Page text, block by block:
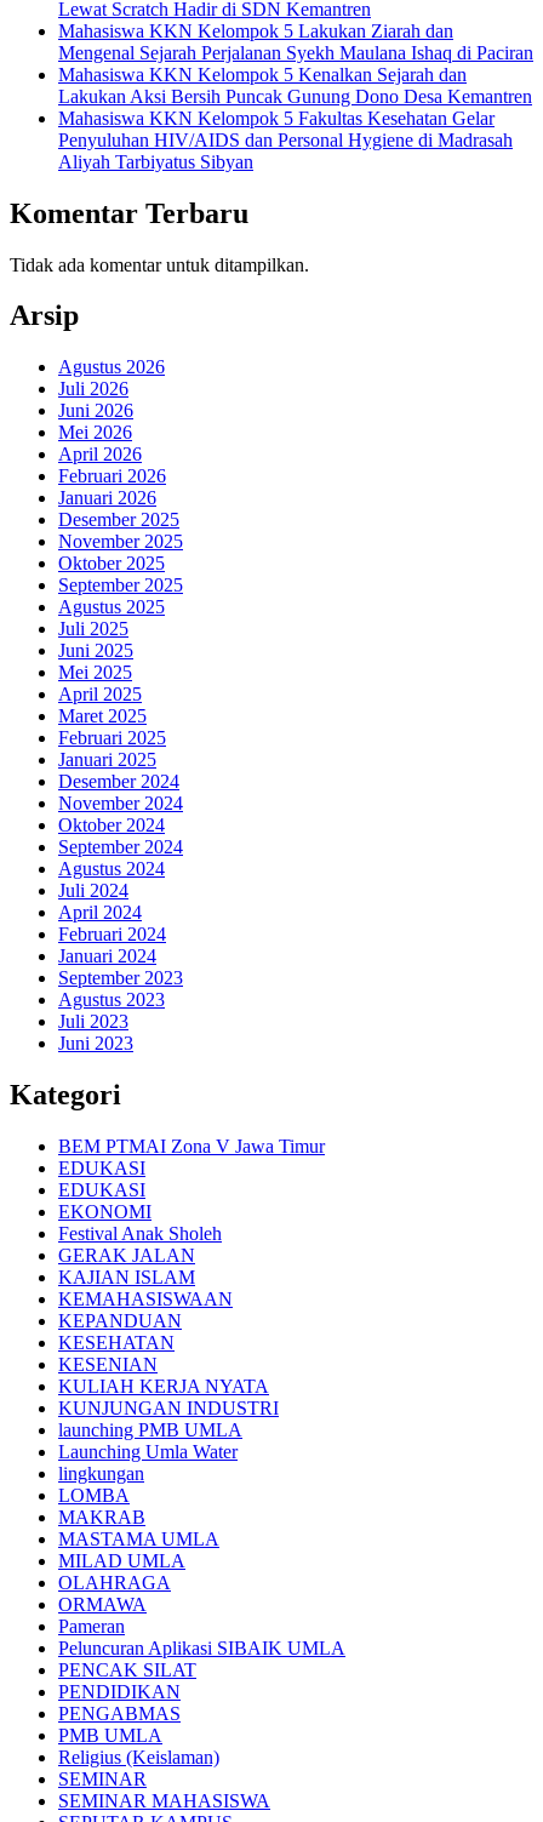
Lewat Scratch Hadir di SDN Kemantren
Mahasiswa KKN Kelompok 5 Lakukan Ziarah dan
Mengenal Sejarah Perjalanan Syekh Maulana Ishaq di Paciran
Mahasiswa KKN Kelompok 5 Kenalkan Sejarah dan
Lakukan Aksi Bersih Puncak Gunung Dono Desa Kemantren
Mahasiswa KKN Kelompok 5 Fakultas Kesehatan Gelar
Penyuluhan HIV/AIDS dan Personal Hygiene di Madrasah
Aliyah Tarbiyatus Sibyan
Komentar Terbaru
Tidak ada komentar untuk ditampilkan.
Arsip
Agustus 2026
Juli 2026
Juni 2026
Mei 2026
April 2026
Februari 2026
Januari 2026
Desember 2025
November 2025
Oktober 2025
September 2025
Agustus 2025
Juli 2025
Juni 2025
Mei 2025
April 2025
Maret 2025
Februari 2025
Januari 2025
Desember 2024
November 2024
Oktober 2024
September 2024
Agustus 2024
Juli 2024
April 2024
Februari 2024
Januari 2024
September 2023
Agustus 2023
Juli 2023
Juni 2023
Kategori
BEM PTMAI Zona V Jawa Timur
EDUKASI
EDUKASI
EKONOMI
Festival Anak Sholeh
GERAK JALAN
KAJIAN ISLAM
KEMAHASISWAAN
KEPANDUAN
KESEHATAN
KESENIAN
KULIAH KERJA NYATA
KUNJUNGAN INDUSTRI
launching PMB UMLA
Launching Umla Water
lingkungan
LOMBA
MAKRAB
MASTAMA UMLA
MILAD UMLA
OLAHRAGA
ORMAWA
Pameran
Peluncuran Aplikasi SIBAIK UMLA
PENCAK SILAT
PENDIDIKAN
PENGABMAS
PMB UMLA
Religius (Keislaman)
SEMINAR
SEMINAR MAHASISWA